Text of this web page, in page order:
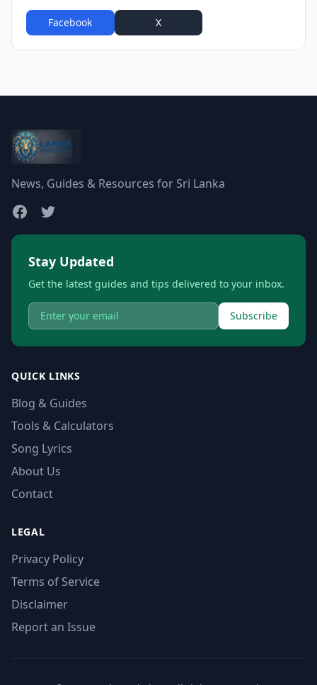
Facebook X
News, Guides & Resources for Sri Lanka
Stay Updated
Get the latest guides and tips delivered to your inbox.
Subscribe
QUICK LINKS
Blog & Guides
Tools & Calculators
Song Lyrics
About Us
Contact
LEGAL
Privacy Policy
Terms of Service
Disclaimer
Report an Issue